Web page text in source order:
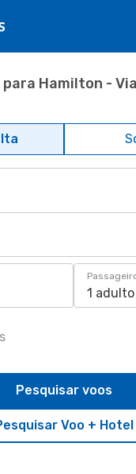
Hamilton -
1 adulto
Voo + Hotel
Pesquisar voos